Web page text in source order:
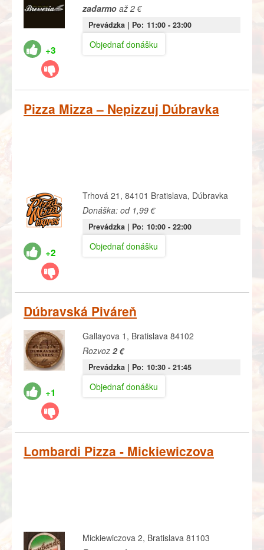
+3
zadarmoaž 2 €
Prevádzka | Po: 11:00- 23:00
Objednať donášku
Pizza Mizza – Nepizzuj Dúbravka
+2
Trhová 21, 84101 Bratislava, Dúbravka
Donáška: od 1,99 €
Prevádzka | Po: 10:00- 22:00
Objednať donášku
Dúbravská Piváreň
+1
Gallayova 1, Bratislava 84102
Rozvoz 2 €
Prevádzka | Po: 10:30- 21:45
Objednať donášku
Lombardi Pizza - Mickiewiczova
Mickiewiczova 2, Bratislava 81103